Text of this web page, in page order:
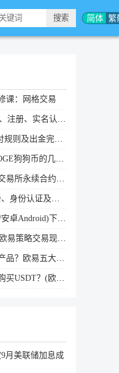
简体 繁
课：网格交易
、买币转账新手实操教程
及出金完整流程
币的几个方式汇总
步骤教程(APP/Web端)
证及安全设置教程
下载图文教程
货网格新手操作流程
风险理财产品详细介绍
？(欧易交易所为例)
月美联储加息成